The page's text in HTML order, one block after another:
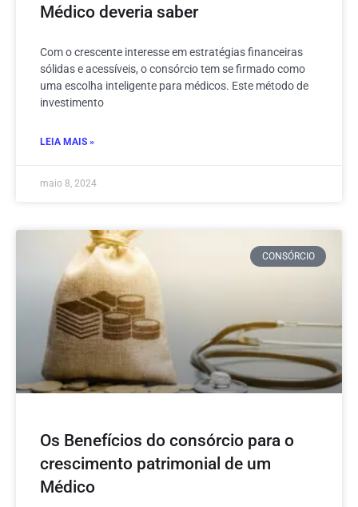
Médico deveria saber
Com o crescente interesse em estratégias financeiras
sólidas e acessíveis, o consórcio tem se firmado como
uma escolha inteligente para médicos. Este método de
investimento
LEIA MAIS »
maio 8, 2024
CONSÓRCIO
Os Benefícios do consórcio para o
crescimento patrimonial de um
Médico